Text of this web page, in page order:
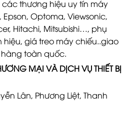
thương hiệu uy tín máy
Epson, Optoma, Viewsonic,
Hitachi, Mitsubishi…, phụ
hiệu, giá treo máy chiếu..giao
hàng toàn quốc.
MẠI VÀ DỊCH VỤ THIẾT BỊ
Lân, Phương Liệt, Thanh